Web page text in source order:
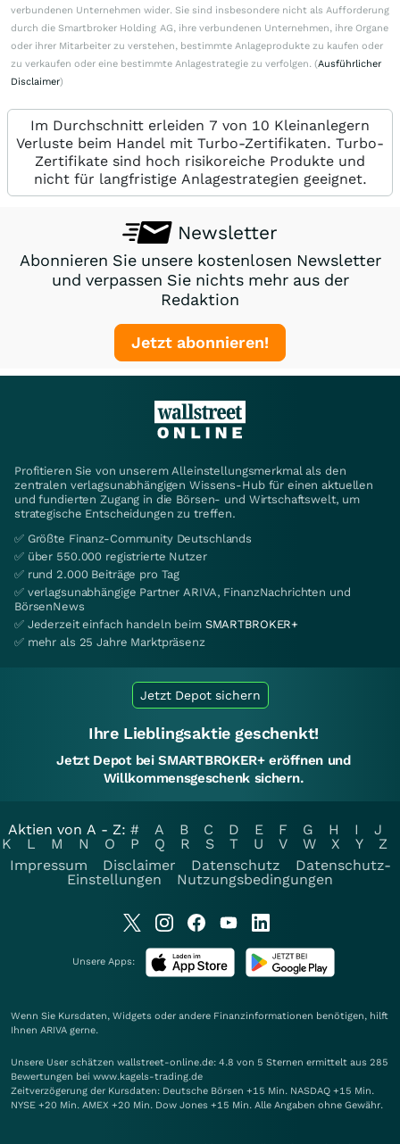
verbundenen Unternehmen wider. Sie sind insbesondere nicht als Aufforderung
durch die Smartbroker Holding AG, ihre verbundenen Unternehmen, ihre Organe
oder ihrer Mitarbeiter zu verstehen, bestimmte Anlageprodukte zu kaufen oder
zu verkaufen oder eine bestimmte Anlagestrategie zu verfolgen. (Ausführlicher
Disclaimer)
Im Durchschnitt erleiden 7 von 10 Kleinanlegern
Verluste beim Handel mit Turbo-Zertifikaten. Turbo-
Zertifikate sind hoch risikoreiche Produkte und
nicht für langfristige Anlagestrategien geeignet.
Newsletter
Abonnieren Sie unsere kostenlosen Newsletter
und verpassen Sie nichts mehr aus der
Redaktion
Jetzt abonnieren!
Profitieren Sie von unserem Alleinstellungsmerkmal als den
zentralen verlagsunabhängigen Wissens-Hub für einen aktuellen
und fundierten Zugang in die Börsen- und Wirtschaftswelt, um
strategische Entscheidungen zu treffen.
✅ Größte Finanz-Community Deutschlands
✅ über 550.000 registrierte Nutzer
✅ rund 2.000 Beiträge pro Tag
✅ verlagsunabhängige Partner ARIVA, FinanzNachrichten und
BörsenNews
✅ Jederzeit einfach handeln beim SMARTBROKER+
✅ mehr als 25 Jahre Marktpräsenz
Jetzt Depot sichern
Ihre Lieblingsaktie geschenkt!
Jetzt Depot bei SMARTBROKER+ eröffnen und
Willkommensgeschenk sichern.
Aktien von A - Z: # A B C D E F G H I
J
K
L M N O P Q R S T U V W X Y
Z
Impressum
Disclaimer Datenschutz
Datenschutz-
Einstellungen
Nutzungsbedingungen
Unsere Apps:
Wenn Sie Kursdaten, Widgets oder andere Finanzinformationen benötigen, hilft
Ihnen ARIVA gerne.
Unsere User schätzen wallstreet-online.de: 4.8 von 5 Sternen ermittelt aus 285
Bewertungen bei www.kagels-trading.de
Zeitverzögerung der Kursdaten: Deutsche Börsen +15 Min. NASDAQ +15 Min.
NYSE +20 Min. AMEX +20 Min. Dow Jones +15 Min. Alle Angaben ohne Gewähr.